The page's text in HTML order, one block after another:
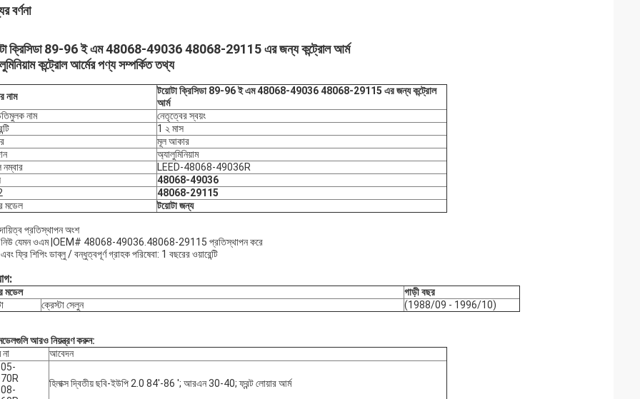
বর্ণনা
ক্রিসিডা 89-96 ই এম 48068-49036 48068-29115 এর জন্য কন্ট্রোল আর্ম
কন্ট্রোল আর্মের পণ্য সম্পর্কিত তথ্য
নাম
টয়োটা ক্রিসিডা 89-96 ই এম 48068-49036 48068-29115 এর জন্য কন্ট্রোল
আর্ম
নাম
নেতৃত্বের স্বয়ং
1 ২ মাস
মূল আকার
অ্যালুমিনিয়াম
নম্বার
LEED-48068-49036R
48068-49036
48068-29115
মডেল
টয়োটা জন্য
প্রতিস্থাপন অংশ
নিউ যেমন ওএম |OEM# 48068-49036.48068-29115 প্রতিস্থাপন করে
ফ্রি শিপিং ডাব্লু / বন্ধুত্বপূর্ণ গ্রাহক পরিষেবা: 1 বছরের ওয়ারেন্টি
মডেল
গাড়ী বছর
ক্রেস্টা সেলুন (1988/09 - 1996/10)
আরও নিয়ন্ত্রণ করুন:
আবেদন
হিলাক্স দ্বিতীয় ছবি-ইউপি 2.0 84'-86 '; আরএন 30-40; ফ্রন্ট লোয়ার আর্ম